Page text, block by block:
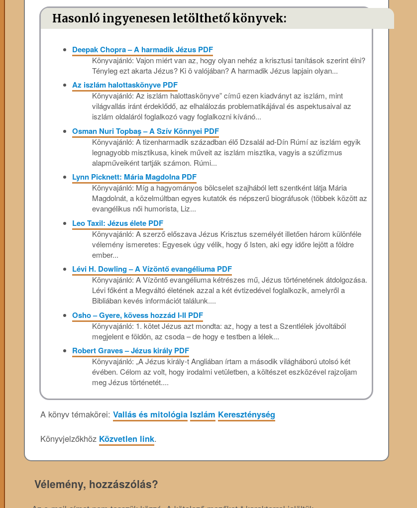
Hasonló ingyenesen letölthető könyvek:
Deepak Chopra – A harmadik Jézus PDF
Könyvajánló: Vajon miért van az, hogy olyan nehéz a krisztusi tanítások szerint élni?
Tényleg ezt akarta Jézus? Ki ö valójában? A harmadik Jézus lapjain olyan...
Az iszlám halottaskönyve PDF
Könyvajánló: Az iszlám halottaskönyve” című ezen kiadványt az iszlám, mint
világvallás iránt érdeklődő, az elhalálozás problematikájával és aspektusaival az
iszlám oldaláról foglalkozó vagy foglalkozni kívánó...
Osman Nuri Topbaş – A Szív Könnyei PDF
Könyvajánló: A tizenharmadik században élő Dzsalál ad-Dín Rúmí az iszlám egyik
legnagyobb misztikusa, kinek műveit az iszlám misztika, vagyis a szúfizmus
alapműveiként tartják számon. Rúmi...
Lynn Picknett: Mária Magdolna PDF
Könyvajánló: Míg a hagyományos bölcselet szajhából lett szentként látja Mária
Magdolnát, a közelmúltban egyes kutatók és népszerű biográfusok (többek között az
evangélikus női humorista, Liz...
Leo Taxil: Jézus élete PDF
Könyvajánló: A szerző előszava Jézus Krisztus személyét illetően három különféle
vélemény ismeretes: Egyesek úgy vélik, hogy ő Isten, aki egy időre lejött a földre
ember...
Lévi H. Dowling – A Vízöntő evangéliuma PDF
Könyvajánló: A Vízöntő evangéliuma kétrészes mű, Jézus történetének átdolgozása.
Lévi főként a Megváltó életének azzal a két évtizedével foglalkozik, amelyről a
Bibliában kevés információt találunk....
Osho – Gyere, kövess hozzád I-II PDF
Könyvajánló: 1. kötet Jézus azt mondta: az, hogy a test a Szentlélek jóvoltából
megjelent e földön, az csoda – de hogy e testben a lélek...
Robert Graves – Jézus király PDF
Könyvajánló: „A Jézus király-t Angliában írtam a második világháború utolsó két
évében. Célom az volt, hogy irodalmi vetületben, a költészet eszközével rajzoljam
meg Jézus történetét....
A könyv témakörei: Vallás és mitológia Iszlám Kereszténység
Könyvjelzőkhöz Közvetlen link.
Vélemény, hozzászólás?